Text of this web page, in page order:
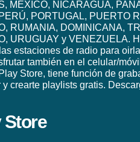
MÉXICO, NICARAGUA,
PORTUGAL, PUERTO
RUMANIA, DOMINICANA,
URUGUAY y VENEZUELA.
estaciones de radio para
también en el celular/
Store, tiene función de
y crearte playlists gratis.